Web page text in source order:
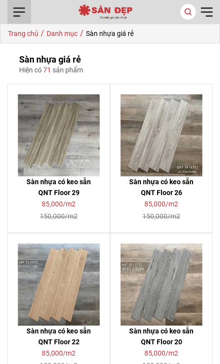
Trang chủ / Danh mục / Sàn nhựa giá rẻ
Sàn nhựa giá rẻ
Hiện có71 sản phẩm
Sàn nhựa có keo sẵn
QNT Floor 29
85,000/m2
150,000/m2
Sàn nhựa có keo sẵn
QNT Floor 26
85,000/m2
150,000/m2
Sàn nhựa có keo sẵn
QNT Floor 22
85,000/m2
Sàn nhựa có keo sẵn
QNT Floor 20
85,000/m2